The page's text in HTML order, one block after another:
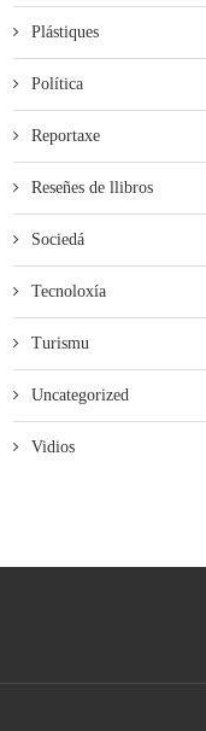
Plástiques
Política
Reportaxe
Reseñes de llibros
Sociedá
Tecnoloxía
Turismu
Uncategorized
Vidios